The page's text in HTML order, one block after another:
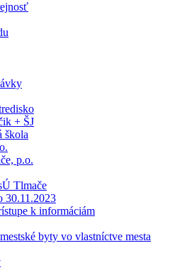
+ ŠJ
škola
p.o.
Tlmače
30.11.2023
k informáciám
byty vo vlastníctve mesta